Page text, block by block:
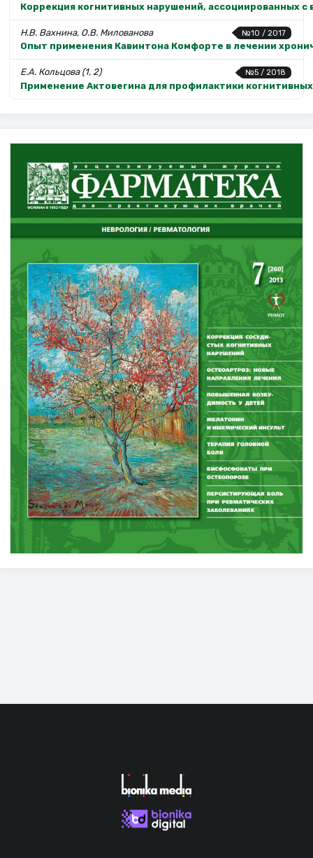
Коррекция когнитивных нарушений, ассоциированных
№10 / 2017
Н.В. Вахнина, О.В. Милованова
Опыт применения Кавинтона Комфорте в лечении
№5 / 2018
Е.А. Кольцова (1, 2)
Применение Актовегина для профилактики